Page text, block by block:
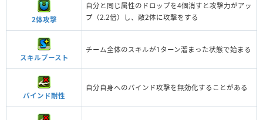
2体攻撃
自分と同じ属性のドロップを4個消すと攻撃力がアッ
プ（2.2倍）し、敵2体に攻撃をする
スキルブースト
チーム全体のスキルが1ターン溜まった状態で始まる
バインド耐性
自分自身へのバインド攻撃を無効化することがある